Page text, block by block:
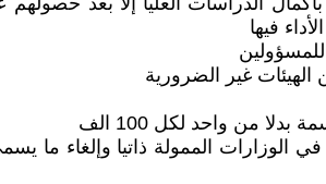
فيها
الوزارات الممولة ذاتيا وإلغاء ما